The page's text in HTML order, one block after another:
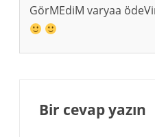
GörMEdiM varyaa
Bir cevap yazın